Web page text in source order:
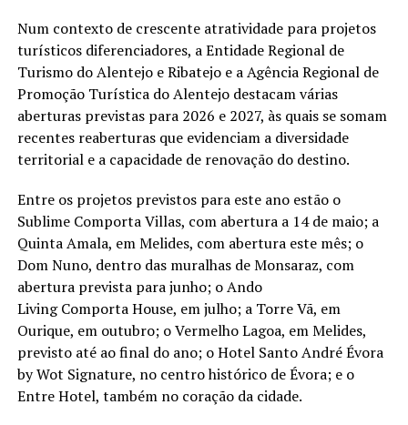
Num contexto de crescente atratividade para projetos
turísticos diferenciadores, a Entidade Regional de
Turismo do Alentejo e Ribatejo e a Agência Regional de
Promoção Turística do Alentejo destacam várias
aberturas previstas para 2026 e 2027, às quais se somam
recentes reaberturas que evidenciam a diversidade
territorial e a capacidade de renovação do destino.
Entre os projetos previstos para este ano estão o
Sublime Comporta Villas, com abertura a 14 de maio; a
Quinta Amala, em Melides, com abertura este mês; o
Dom Nuno, dentro das muralhas de Monsaraz, com
abertura prevista para junho; o Ando
Living Comporta House, em julho; a Torre Vã, em
Ourique, em outubro; o Vermelho Lagoa, em Melides,
previsto até ao final do ano; o Hotel Santo André Évora
by Wot Signature, no centro histórico de Évora; e o
Entre Hotel, também no coração da cidade.